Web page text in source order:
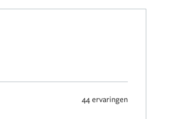
44 ervaringen